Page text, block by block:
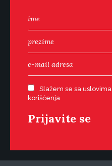
Slažem se sa uslovima
korišćenja